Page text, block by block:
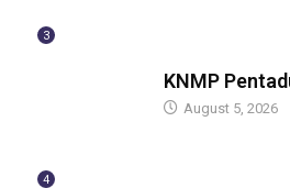
3
KNMP
August 5, 2026
4